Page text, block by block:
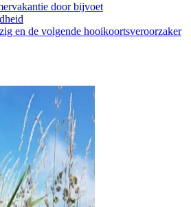
door bijvoet
en de volgende hooikoortsveroorzaker